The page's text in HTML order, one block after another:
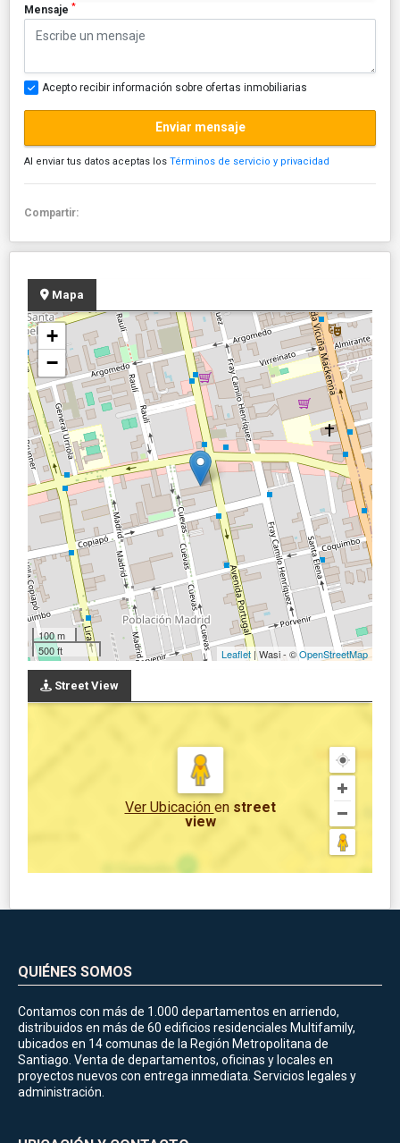
Mensaje *
Acepto recibir información sobre ofertas inmobiliarias
Enviar mensaje
Al enviar tus datos aceptas los Términos de servicio y privacidad
Compartir:
Mapa
+
−
100 m
500 ft
Leaflet | Wasi - ©OpenStreetMap
Street View
Ver Ubicación en street
view
QUIÉNES SOMOS
Contamos con más de 1.000 departamentos en arriendo,
distribuidos en más de 60 edificios residenciales Multifamily,
ubicados en 14 comunas de la Región Metropolitana de
Santiago. Venta de departamentos, oficinas y locales en
proyectos nuevos con entrega inmediata. Servicios legales y
administración.